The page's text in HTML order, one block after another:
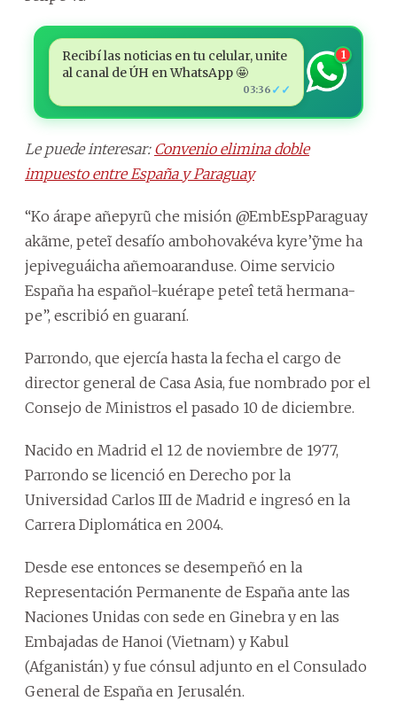
Recibí las noticias en tu celular, unite
al canal de ÚH en WhatsApp 🤩
03:36 ✓✓
1
Le puede interesar: Convenio elimina doble
impuesto entre España y Paraguay
“Ko árape añepyrũ che misión @EmbEspParaguay
akãme, peteĩ desafío ambohovakéva kyre’ỹme ha
jepiveguáicha añemoaranduse. Oime servicio
España ha español-kuérape peteî tetã hermana-
pe”, escribió en guaraní.
Parrondo, que ejercía hasta la fecha el cargo de
director general de Casa Asia, fue nombrado por el
Consejo de Ministros el pasado 10 de diciembre.
Nacido en Madrid el 12 de noviembre de 1977,
Parrondo se licenció en Derecho por la
Universidad Carlos III de Madrid e ingresó en la
Carrera Diplomática en 2004.
Desde ese entonces se desempeñó en la
Representación Permanente de España ante las
Naciones Unidas con sede en Ginebra y en las
Embajadas de Hanoi (Vietnam) y Kabul
(Afganistán) y fue cónsul adjunto en el Consulado
General de España en Jerusalén.